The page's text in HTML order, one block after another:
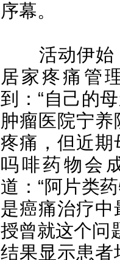
序幕。
活动伊始，
居家疼痛管
到：“自己的
肿瘤医院宁
疼痛，但近
吗啡药物会
道：“阿片类
是癌痛治疗
授曾就这个问
结果显示患